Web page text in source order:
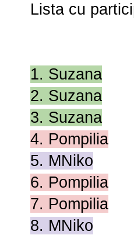
Lista cu
1. Suzana
2. Suzana
3. Suzana
4. Pompilia
5. MNiko
6. Pompilia
7. Pompilia
8. MNiko